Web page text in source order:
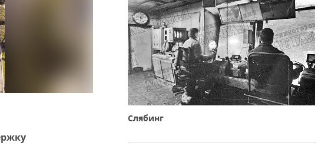
Слябинг